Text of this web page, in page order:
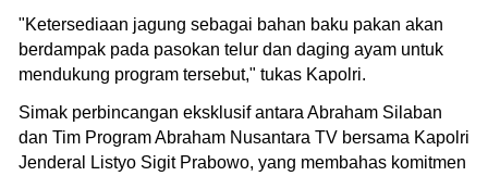
"Ketersediaan jagung sebagai bahan baku pakan akan
berdampak pada pasokan telur dan daging ayam untuk
mendukung program tersebut," tukas Kapolri.
Simak perbincangan eksklusif antara Abraham Silaban
dan Tim Program Abraham Nusantara TV bersama Kapolri
Jenderal Listyo Sigit Prabowo, yang membahas komitmen